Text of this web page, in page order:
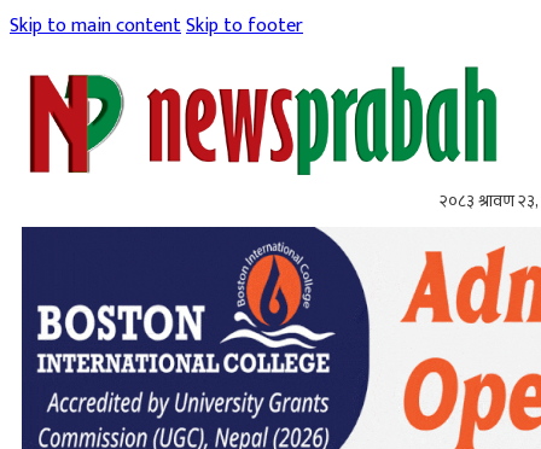
Skip to main contentSkip to footer
२०८३ श्रावण २३,